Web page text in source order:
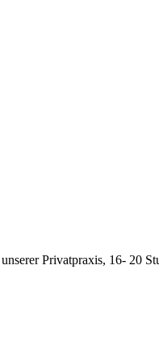
Privatpraxis, 16- 20